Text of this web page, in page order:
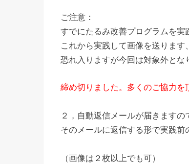
ご注意：
すでにたるみ改善プログラムを実
これから実践して画像を送ります
恐れ入りますが今回は対象外とな
締め切りました。多くのご協力を
２，自動返信メールが届きますの
そのメールに返信する形で実践前
（画像は２枚以上でも可）